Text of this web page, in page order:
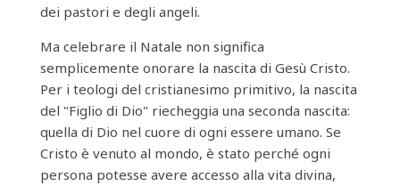
dei pastori e degli angeli.
Ma celebrare il Natale non significa
semplicemente onorare la nascita di Gesù Cristo.
Per i teologi del cristianesimo primitivo, la nascita
del "Figlio di Dio" riecheggia una seconda nascita:
quella di Dio nel cuore di ogni essere umano. Se
Cristo è venuto al mondo, è stato perché ogni
persona potesse avere accesso alla vita divina,